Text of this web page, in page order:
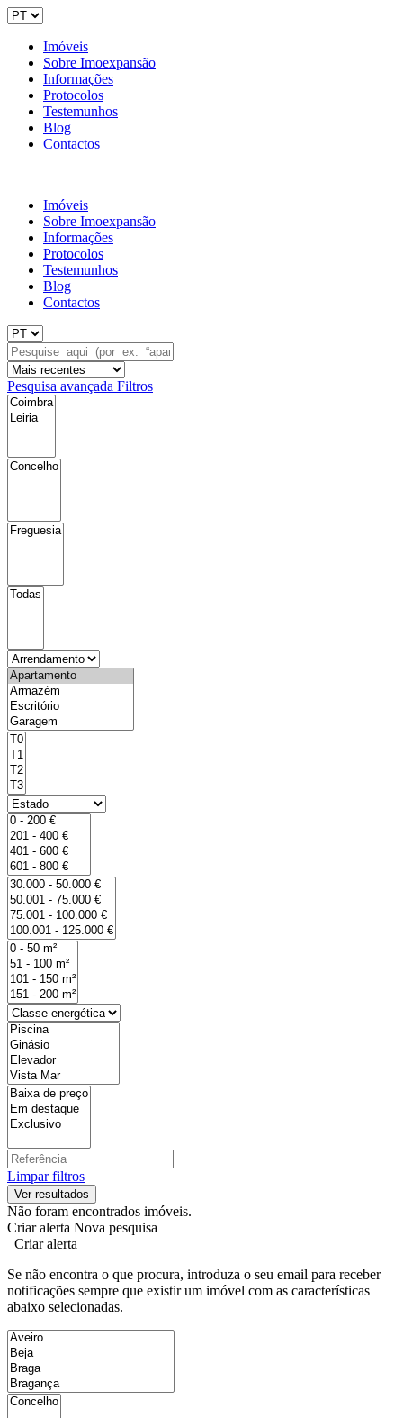
Imóveis
Sobre Imoexpansão
Informações
Protocolos
Testemunhos
Blog
Contactos
Imóveis
Sobre Imoexpansão
Informações
Protocolos
Testemunhos
Blog
Contactos
Pesquisa avançada Filtros
Limpar filtros
Não foram encontrados imóveis.
Criar alerta Nova pesquisa
Criar alerta
Se não encontra o que procura, introduza o seu email para receber
notificações sempre que existir um imóvel com as características
abaixo selecionadas.